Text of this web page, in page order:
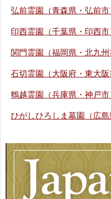
弘前霊園（青森県・弘前市
印西霊園（千葉県・印西市
関門霊園（福岡県・北九州
石切霊園（大阪府・東大阪
鵯越霊園（兵庫県・神戸市
ひがしひろしま墓園（広島